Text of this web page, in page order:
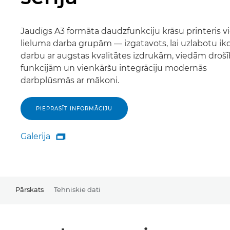
Jaudīgs A3 formāta daudzfunkciju krāsu printeris
lieluma darba grupām — izgatavots, lai uzlabotu
darbu ar augstas kvalitātes izdrukām, viedām
funkcijām un vienkāršu integrāciju modernās
darbplūsmās ar mākoni.
PIEPRASĪT INFORMĀCIJU
Galerija
Galerija

Pārskats Tehniskie dati